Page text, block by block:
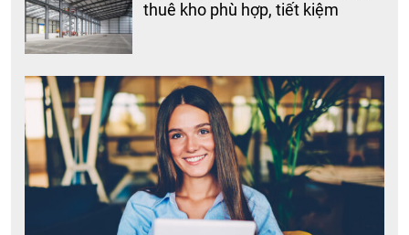
thuê kho phù hợp, tiết kiệm